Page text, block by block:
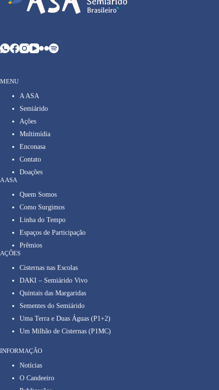
MENU
A ASA
Semiárido
Ações
Multimídia
Enconasa
Contato
Doações
A ASA
Quem Somos
Como Surgimos
Linha do Tempo
Espaços de Participação
Prêmios
AÇÕES
Cisternas nas Escolas
DAKI – Semiárido Vivo
Quintais das Margaridas
Sementes do Semiárido
Uma Terra e Duas Águas (P1+2)
Um Milhão de Cisternas (P1MC)
INFORMAÇÃO
Notícias
O Candeeiro